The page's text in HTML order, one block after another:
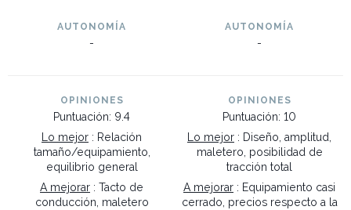
AUTONOMÍA
-
OPINIONES
Puntuación: 9.4
Lo mejor : Relación
tamaño/equipamiento,
equilibrio general
A mejorar : Tacto de
conducción, maletero
AUTONOMÍA
-
OPINIONES
Puntuación: 10
Lo mejor : Diseño, amplitud,
maletero, posibilidad de
tracción total
A mejorar : Equipamiento casi
cerrado, precios respecto a la